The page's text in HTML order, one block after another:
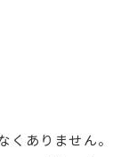
ありません。